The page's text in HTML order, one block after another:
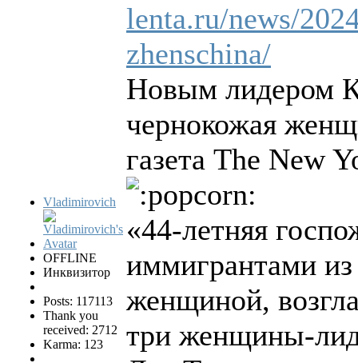
Vladimirovich
OFFLINE
Инквизитор
Posts: 117113
Thank you
received: 2712
Karma: 123
lenta.ru/news/
zhenschina/
Новым лидером
чернокожая
газета The New
«44-летняя
иммигрантами
женщиной,
три женщины-